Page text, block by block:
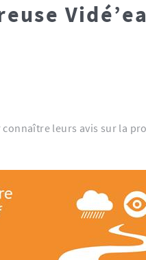
leurs avis sur la